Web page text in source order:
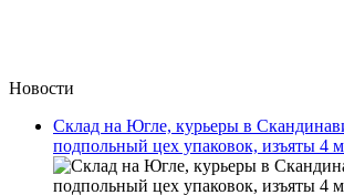
Новости
Склад на Югле, курьеры в
подпольный цех упаковок, изъяты 4